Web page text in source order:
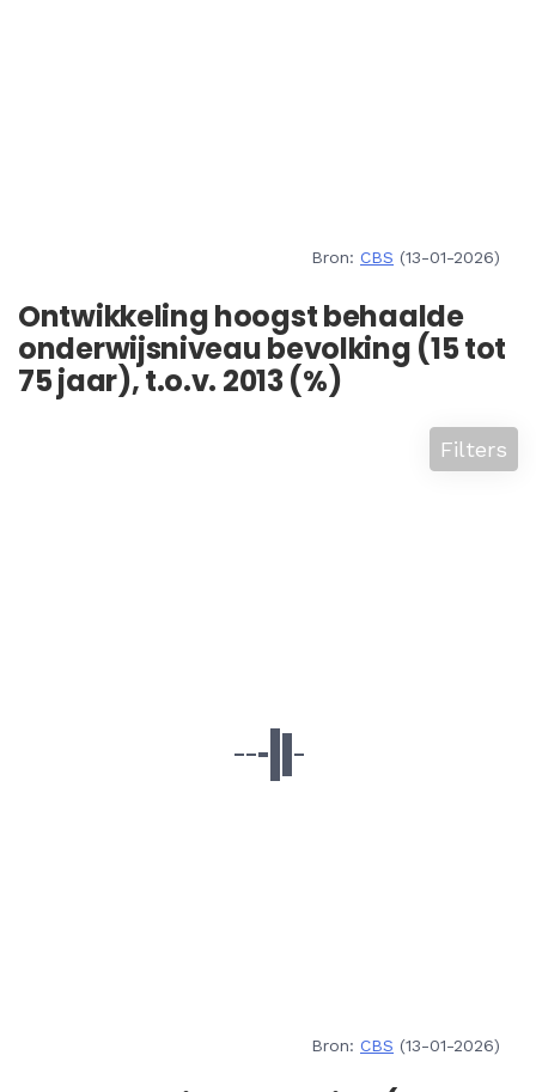
Bron: CBS (13-01-2026)
Ontwikkeling hoogst behaalde
onderwijsniveau bevolking (15 tot
75 jaar), t.o.v. 2013 (%)
Filters
Bron: CBS (13-01-2026)